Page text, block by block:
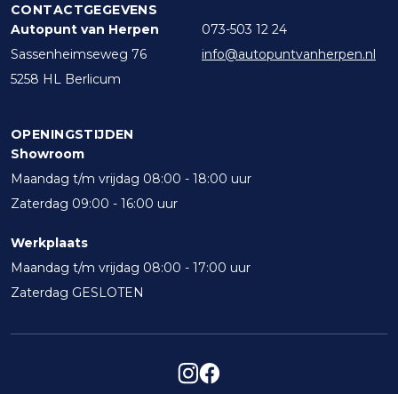
CONTACTGEGEVENS
Autopunt van Herpen
Sassenheimseweg 76
5258 HL Berlicum
073-503 12 24
info@autopuntvanherpen.nl
OPENINGSTIJDEN
Showroom
Maandag t/m vrijdag 08:00 - 18:00 uur
Zaterdag 09:00 - 16:00 uur
Werkplaats
Maandag t/m vrijdag 08:00 - 17:00 uur
Zaterdag GESLOTEN